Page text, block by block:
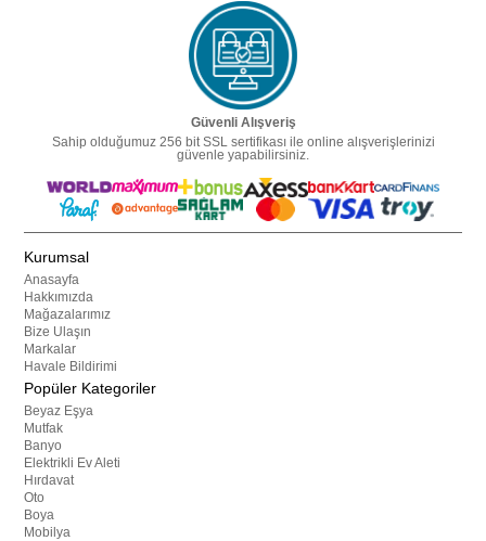
Güvenli Alışveriş
Sahip olduğumuz 256 bit SSL sertifikası ile online alışverişlerinizi
güvenle yapabilirsiniz.
Kurumsal
Anasayfa
Hakkımızda
Mağazalarımız
Bize Ulaşın
Markalar
Havale Bildirimi
Popüler Kategoriler
Beyaz Eşya
Mutfak
Banyo
Elektrikli Ev Aleti
Hırdavat
Oto
Boya
Mobilya